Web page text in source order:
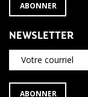
ABONNER
NEWSLETTER
Votre courriel
S'ABONNER
ABONNER